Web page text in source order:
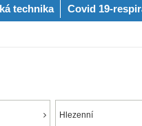
technika Covid 19-
Hlezenní